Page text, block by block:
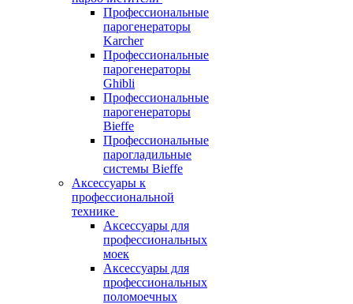
Профессиональные
парогенераторы
Karcher
Профессиональные
парогенераторы
Ghibli
Профессиональные
парогенераторы
Bieffe
Профессиональные
парогладильные
системы Bieffe
Аксессуары к
профессиональной
технике
Аксессуары для
профессиональных
моек
Аксессуары для
профессиональных
поломоечных